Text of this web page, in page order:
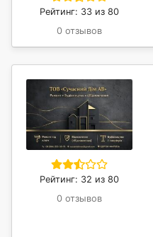
Рейтинг: 33 из 80
0 отзывов
Рейтинг: 32 из 80
0 отзывов